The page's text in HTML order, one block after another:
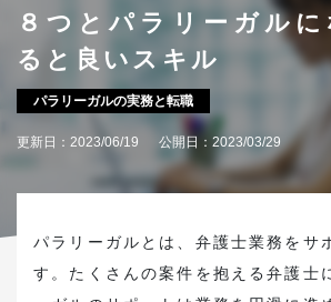
求人情報
アドバイザー紹介
守秘義務に関する基本方針
メールマガジン登録
お役立ち資料ダウンロード
８つとパラリーガル
ると良いスキル
パラリーガルの実務と転職
更新日： 2023/06/19 公開日： 2023/03/29
パラリーガルとは、弁護士業務をサ
す。たくさんの案件を抱える弁護士